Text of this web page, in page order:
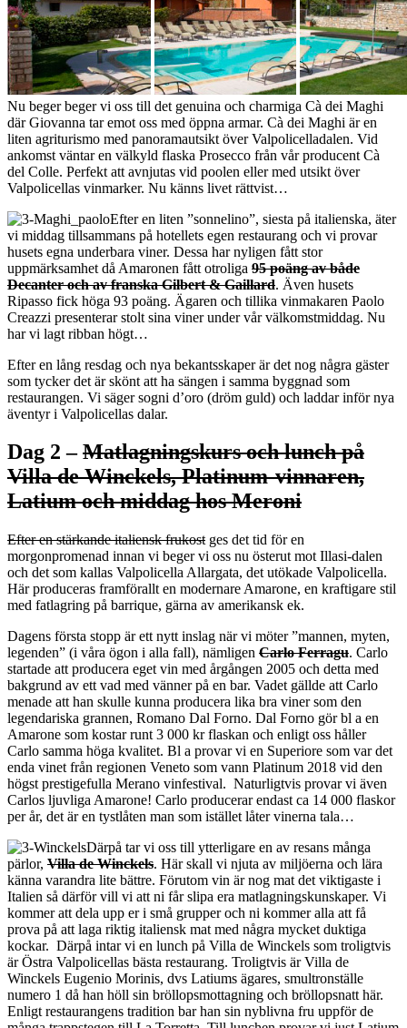
Nu beger beger vi oss till det genuina och charmiga Cà dei Maghi
där Giovanna tar emot oss med öppna armar. Cà dei Maghi är en
liten agriturismo med panoramautsikt över Valpolicelladalen. Vid
ankomst väntar en välkyld flaska Prosecco från vår producent Cà
del Colle. Perfekt att avnjutas vid poolen eller med utsikt över
Valpolicellas vinmarker. Nu känns livet rättvist…
Efter en liten ”sonnelino”, siesta på italienska, äter
vi middag tillsammans på hotellets egen restaurang och vi provar
husets egna underbara viner. Dessa har nyligen fått stor
uppmärksamhet då Amaronen fått otroliga 95 poäng av både
Decanter och av franska Gilbert & Gaillard. Även husets
Ripasso fick höga 93 poäng. Ägaren och tillika vinmakaren Paolo
Creazzi presenterar stolt sina viner under vår välkomstmiddag. Nu
har vi lagt ribban högt…
Efter en lång resdag och nya bekantsskaper är det nog några gäster
som tycker det är skönt att ha sängen i samma byggnad som
restaurangen. Vi säger sogni d’oro (dröm guld) och laddar inför nya
äventyr i Valpolicellas dalar.
Dag 2 –Matlagningskurs och lunch på
Villa de Winckels, Platinum-vinnaren,
Latium och middag hos Meroni
Efter en stärkande italiensk frukost ges det tid för en
morgonpromenad innan vi beger vi oss nu österut mot Illasi-dalen
och det som kallas Valpolicella Allargata, det utökade Valpolicella.
Här produceras framförallt en modernare Amarone, en kraftigare stil
med fatlagring på barrique, gärna av amerikansk ek.
Dagens första stopp är ett nytt inslag när vi möter ”mannen, myten,
legenden” (i våra ögon i alla fall), nämligen Carlo Ferragu. Carlo
startade att producera eget vin med årgången 2005 och detta med
bakgrund av ett vad med vänner på en bar. Vadet gällde att Carlo
menade att han skulle kunna producera lika bra viner som den
legendariska grannen, Romano Dal Forno. Dal Forno gör bl a en
Amarone som kostar runt 3 000 kr flaskan och enligt oss håller
Carlo samma höga kvalitet. Bl a provar vi en Superiore som var det
enda vinet från regionen Veneto som vann Platinum 2018 vid den
högst prestigefulla Merano vinfestival. Naturligtvis provar vi även
Carlos ljuvliga Amarone! Carlo producerar endast ca 14 000 flaskor
per år, det är en tystlåten man som istället låter vinerna tala…
Därpå tar vi oss till ytterligare en av resans många
pärlor, Villa de Winckels. Här skall vi njuta av miljöerna och lära
känna varandra lite bättre. Förutom vin är nog mat det viktigaste i
Italien så därför vill vi att ni får slipa era matlagningskunskaper. Vi
kommer att dela upp er i små grupper och ni kommer alla att få
prova på att laga riktig italiensk mat med några mycket duktiga
kockar. Därpå intar vi en lunch på Villa de Winckels som troligtvis
är Östra Valpolicellas bästa restaurang. Troligtvis är Villa de
Winckels Eugenio Morinis, dvs Latiums ägares, smultronställe
numero 1 då han höll sin bröllopsmottagning och bröllopsnatt här.
Enligt restaurangens tradition bar han sin nyblivna fru uppför de